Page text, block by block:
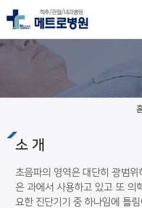
근골격계
소 개
초음파의 영역은 대단히 광범
은 과에서 사용하고 있고 또 의
요한 진단기기 중 하나임에 틀